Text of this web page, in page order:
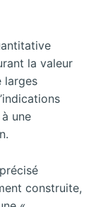
la valeur
larges
une
construite,